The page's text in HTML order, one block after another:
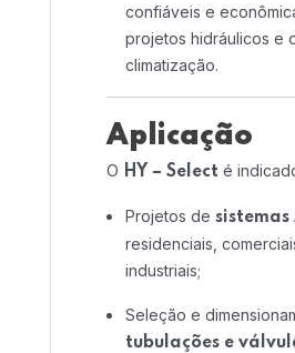
confiáveis e
projetos hidráulicos e
climatização.
Aplicação
O HY – Select é
Projetos de sistemas
residenciais,
industriais;
Seleção e
tubulações e